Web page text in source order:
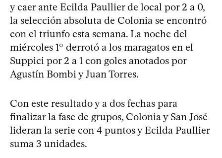
y caer ante Ecilda Paullier de local por 2 a 0,
la selección absoluta de Colonia se encontró
con el triunfo esta semana. La noche del
miércoles 1° derrotó a los maragatos en el
Suppici por 2 a 1 con goles anotados por
Agustín Bombi y Juan Torres.
Con este resultado y a dos fechas para
finalizar la fase de grupos, Colonia y San José
lideran la serie con 4 puntos y Ecilda Paullier
suma 3 unidades.